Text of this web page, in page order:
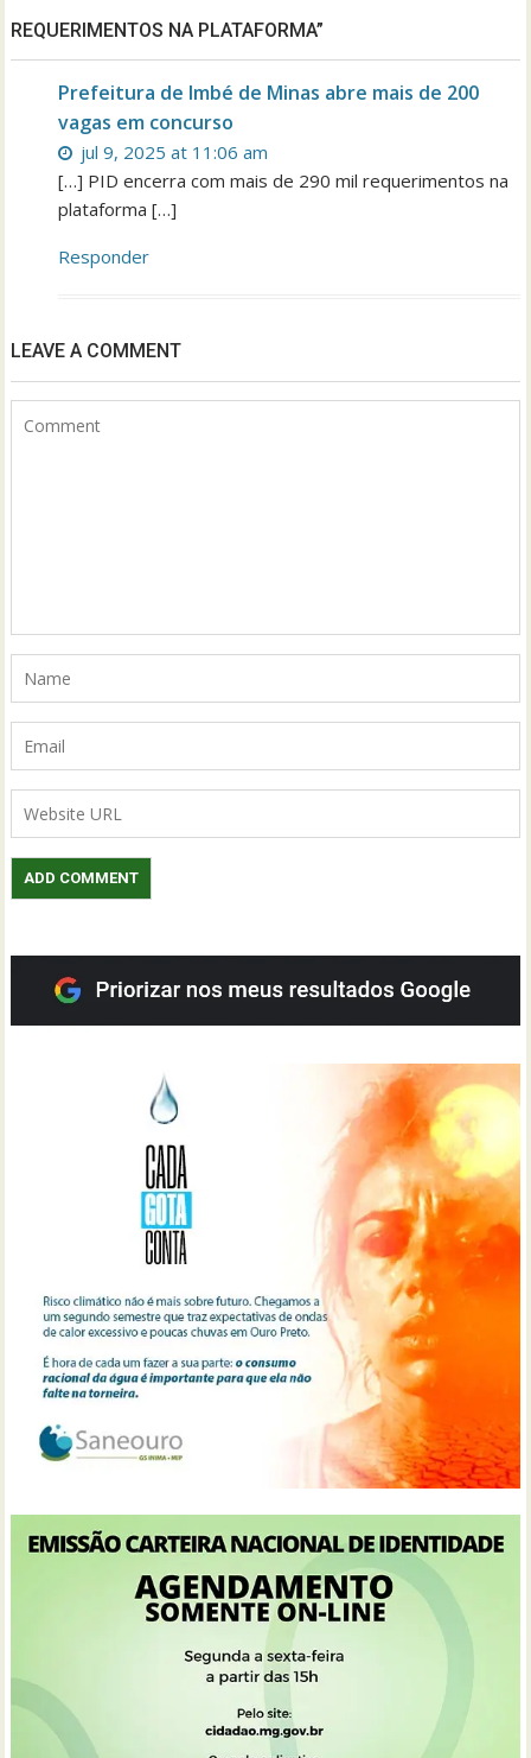
REQUERIMENTOS NA PLATAFORMA”
Prefeitura de Imbé de Minas abre mais de 200
vagas em concurso
jul 9, 2025 at 11:06 am
[…] PID encerra com mais de 290 mil requerimentos na
plataforma […]
Responder
LEAVE A COMMENT